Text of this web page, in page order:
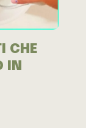
CHE
IN